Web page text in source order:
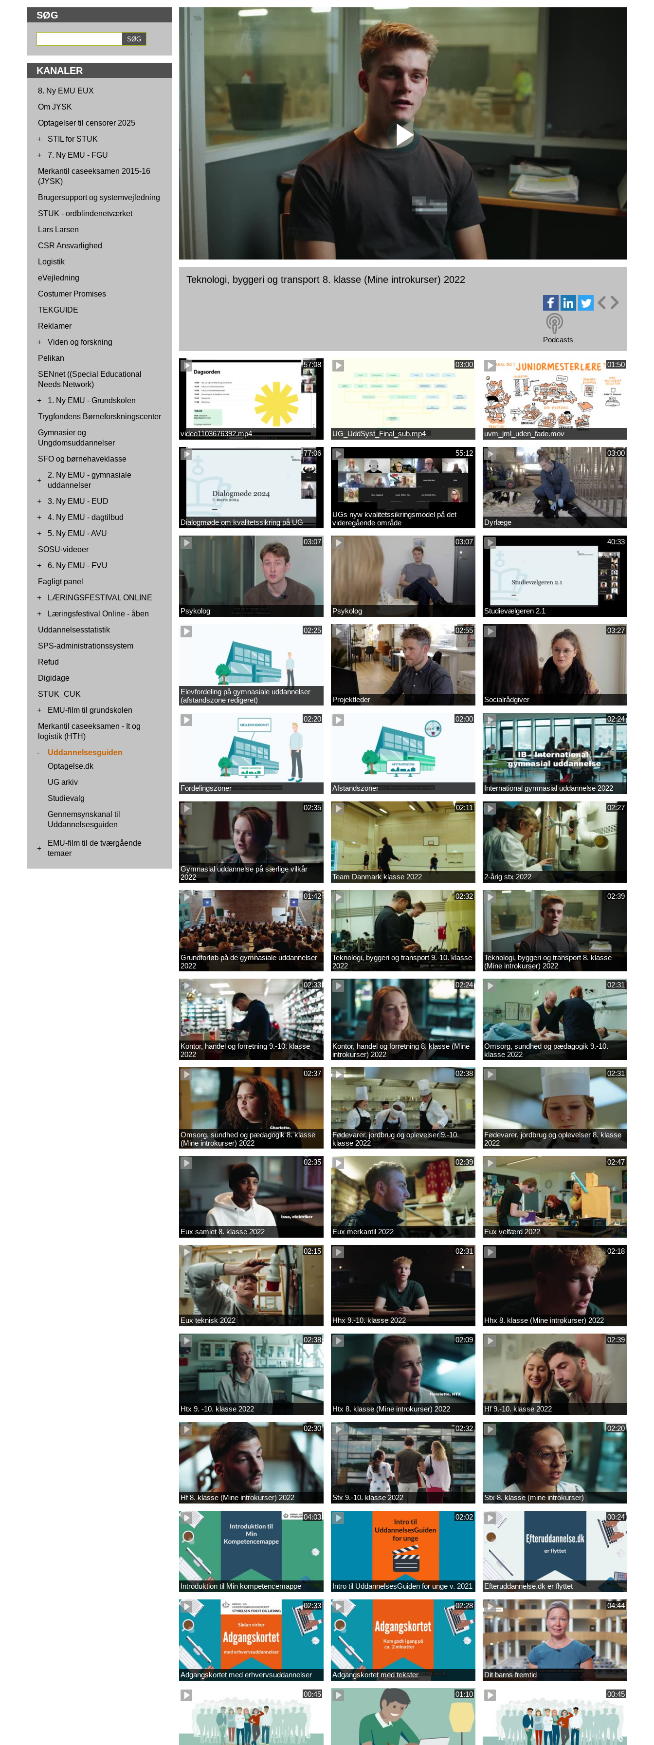
SØG
KANALER
8. Ny EMU EUX
Om JYSK
Optagelser til censorer 2025
+
STIL for STUK
+
7. Ny EMU - FGU
Merkantil caseeksamen 2015-16
(JYSK)
Brugersupport og systemvejledning
STUK - ordblindenetværket
Lars Larsen
CSR Ansvarlighed
Logistik
eVejledning
Costumer Promises
TEKGUIDE
Reklamer
+
Viden og forskning
Pelikan
SENnet ((Special Educational
Needs Network)
+
1. Ny EMU - Grundskolen
Trygfondens Børneforskningscenter
Gymnasier og
Ungdomsuddannelser
SFO og børnehaveklasse
+
2. Ny EMU - gymnasiale
uddannelser
+
3. Ny EMU - EUD
+
4. Ny EMU - dagtilbud
+
5. Ny EMU - AVU
SOSU-videoer
+
6. Ny EMU - FVU
Fagligt panel
+
LÆRINGSFESTIVAL ONLINE
+
Læringsfestival Online - åben
Uddannelsesstatistik
SPS-administrationssystem
Refud
Digidage
STUK_CUK
+
EMU-film til grundskolen
Merkantil caseeksamen - It og
logistik (HTH)
-
Uddannelsesguiden
Optagelse.dk
UG arkiv
Studievalg
Gennemsynskanal til
Uddannelsesguiden
+
EMU-film til de tværgående
temaer
Teknologi, byggeri og transport 8. klasse (Mine introkurser) 2022
Podcasts
57:08
video1103676392.mp4
03:00
UG_UddSyst_Final_sub.mp4
01:50
uvm_jml_uden_fade.mov
77:06
Dialogmøde om kvalitetssikring på UG
55:12
UGs nyw kvalitetssikringsmodel på det
videregående område
03:00
Dyrlæge
03:07
Psykolog
03:07
Psykolog
40:33
Studievælgeren 2.1
02:25
Elevfordeling på gymnasiale uddannelser
(afstandszone redigeret)
02:55
Projektleder
03:27
Socialrådgiver
02:20
Fordelingszoner
02:00
Afstandszoner
02:24
International gymnasial uddannelse 2022
02:35
Gymnasial uddannelse på særlige vilkår
2022
02:11
Team Danmark klasse 2022
02:27
2-årig stx 2022
01:42
Grundforløb på de gymnasiale uddannelser
2022
02:32
Teknologi, byggeri og transport 9.-10. klasse
2022
02:39
Teknologi, byggeri og transport 8. klasse
(Mine introkurser) 2022
02:33
Kontor, handel og forretning 9.-10. klasse
2022
02:24
Kontor, handel og forretning 8. klasse (Mine
introkurser) 2022
02:31
Omsorg, sundhed og pædagogik 9.-10.
klasse 2022
02:37
Omsorg, sundhed og pædagogik 8. klasse
(Mine introkurser) 2022
02:38
Fødevarer, jordbrug og oplevelser 9.-10.
klasse 2022
02:31
Fødevarer, jordbrug og oplevelser 8. klasse
2022
02:35
Eux samlet 8. klasse 2022
02:39
Eux merkantil 2022
02:47
Eux velfærd 2022
02:15
Eux teknisk 2022
02:31
Hhx 9.-10. klasse 2022
02:18
Hhx 8. klasse (Mine introkurser) 2022
02:38
Htx 9. -10. klasse 2022
02:09
Htx 8. klasse (Mine introkurser) 2022
02:39
Hf 9.-10. klasse 2022
02:30
Hf 8. klasse (Mine introkurser) 2022
02:32
Stx 9.-10. klasse 2022
02:20
Stx 8. klasse (mine introkurser)
04:03
Introduktion til Min kompetencemappe
02:02
Intro til UddannelsesGuiden for unge v. 2021
00:24
Efteruddannelse.dk er flyttet
02:33
Adgangskortet med erhvervsuddannelser
02:28
Adgangskortet med tekster
04:44
Dit barns fremtid
00:45 01:10 00:45